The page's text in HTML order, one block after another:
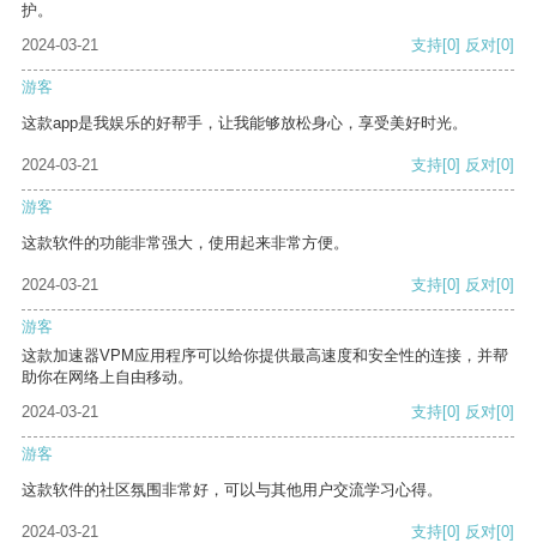
护。
2024-03-21
支持[0] 反对[0]
游客
这款app是我娱乐的好帮手，让我能够放松身心，享受美好时光。
2024-03-21 支持[0] 反对[0]
游客
这款软件的功能非常强大，使用起来非常方便。
2024-03-21 支持[0] 反对[0]
游客
这款加速器VPM应用程序可以给你提供最高速度和安全性的连接，并帮
助你在网络上自由移动。
2024-03-21
支持[0] 反对[0]
游客
这款软件的社区氛围非常好，可以与其他用户交流学习心得。
2024-03-21 支持[0] 反对[0]